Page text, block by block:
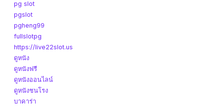
pg slot
pgslot
pgheng99
fullslotpg
https://live22slot.us
ดูหนัง
ดูหนังฟรี
ดูหนังออนไลน์
ดูหนังชนโรง
บาคาร่า